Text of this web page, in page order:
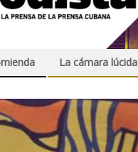
La cámara lúcida